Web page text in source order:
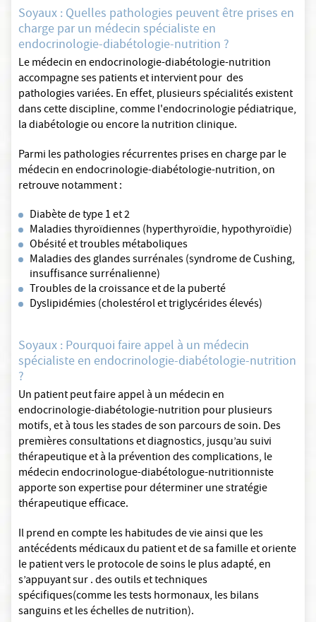
Soyaux : Quelles pathologies peuvent être prises en
charge par un médecin spécialiste en
endocrinologie-diabétologie-nutrition ?
Le médecin en endocrinologie-diabétologie-nutrition
accompagne ses patients et intervient pour des
pathologies variées. En effet, plusieurs spécialités existent
dans cette discipline, comme l'endocrinologie pédiatrique,
la diabétologie ou encore la nutrition clinique.
Parmi les pathologies récurrentes prises en charge par le
médecin en endocrinologie-diabétologie-nutrition, on
retrouve notamment :
Diabète de type 1 et 2
Maladies thyroïdiennes (hyperthyroïdie, hypothyroïdie)
Obésité et troubles métaboliques
Maladies des glandes surrénales (syndrome de Cushing,
insuffisance surrénalienne)
Troubles de la croissance et de la puberté
Dyslipidémies (cholestérol et triglycérides élevés)
Soyaux : Pourquoi faire appel à un médecin
spécialiste en endocrinologie-diabétologie-nutrition
?
Un patient peut faire appel à un médecin en
endocrinologie-diabétologie-nutrition pour plusieurs
motifs, et à tous les stades de son parcours de soin. Des
premières consultations et diagnostics, jusqu’au suivi
thérapeutique et à la prévention des complications, le
médecin endocrinologue-diabétologue-nutritionniste
apporte son expertise pour déterminer une stratégie
thérapeutique efficace.
Il prend en compte les habitudes de vie ainsi que les
antécédents médicaux du patient et de sa famille et oriente
le patient vers le protocole de soins le plus adapté, en
s’appuyant sur . des outils et techniques
spécifiques(comme les tests hormonaux, les bilans
sanguins et les échelles de nutrition).